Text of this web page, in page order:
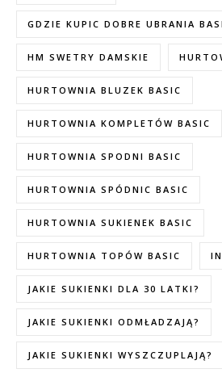
GDZIE KUPIC DOBRE UBRANIA
HM SWETRY DAMSKIE
HURTOWNIA BLUZEK BASIC
HURTOWNIA KOMPLETÓW BASIC
HURTOWNIA SPODNI BASIC
HURTOWNIA SPÓDNIC BASIC
HURTOWNIA SUKIENEK BASIC
HURTOWNIA TOPÓW BASIC
JAKIE SUKIENKI DLA 30 LATKI?
JAKIE SUKIENKI ODMŁADZAJĄ?
JAKIE SUKIENKI WYSZCZUPLAJĄ?